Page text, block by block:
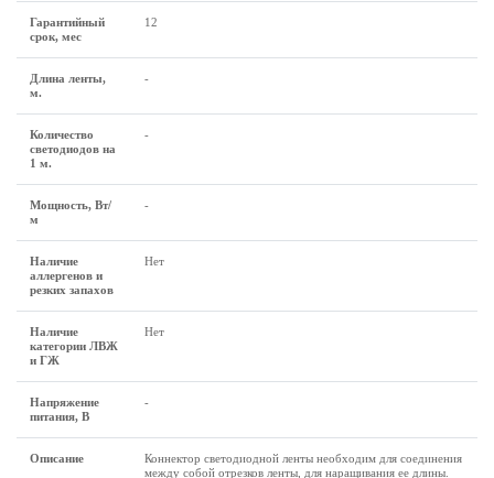
Гарантийный
срок, мес
12
Длина ленты,
м.
-
Количество
светодиодов на
1 м.
-
Мощность, Вт/
м
-
Наличие
аллергенов и
резких запахов
Нет
Наличие
категории ЛВЖ
и ГЖ
Нет
Напряжение
питания, В
-
Описание
Коннектор светодиодной ленты необходим для соединения
между собой отрезков ленты, для наращивания ее длины.